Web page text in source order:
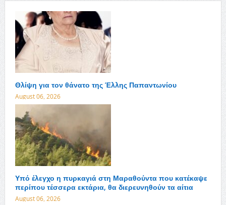
Θλίψη για τον θάνατο της Έλλης Παπαντωνίου
August 06, 2026
Υπό έλεγχο η πυρκαγιά στη Μαραθούντα που κατέκαψε
περίπου τέσσερα εκτάρια, θα διερευνηθούν τα αίτια
August 06, 2026